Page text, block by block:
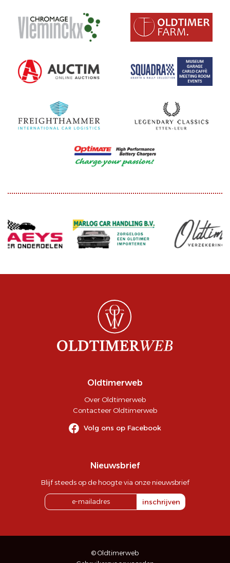
Oldtimerweb
Over Oldtimerweb
Contacteer Oldtimerweb
Volg ons op Facebook
Nieuwsbrief
Blijf steeds op de hoogte via onze nieuwsbrief
inschrijven
© Oldtimerweb